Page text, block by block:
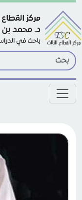
Skip to main content